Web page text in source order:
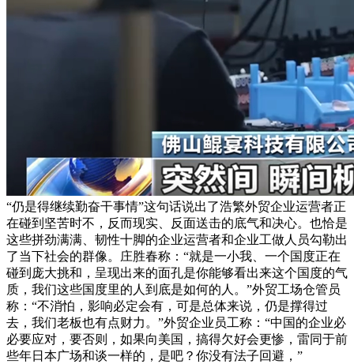
“仍是得继续勤奋干事情”这句话说出了浩繁外贸企业运营者正
在碰到坚苦时不，反而现实、反面送击的底气和决心。也恰是
这些拼劲满满、韧性十脚的企业运营者和企业工做人员勾勒出
了当下社会的群像。庄胜春称：“就是一小我、一个国度正在
碰到庞大挑和，呈现出来的面孔是你能够看出来这个国度的气
质，我们这些国度里的人到底是如何的人。”外贸工场仓管员
称：“不消怕，影响必定会有，可是总体来说，仍是撑得过
去，我们老板也有点财力。”外贸企业员工称：“中国的企业必
必要应对，要否则，如果向美国，搞得欠好会更惨，雷同于前
些年日本广场和谈一样的，是吧？你没有法子回避，”